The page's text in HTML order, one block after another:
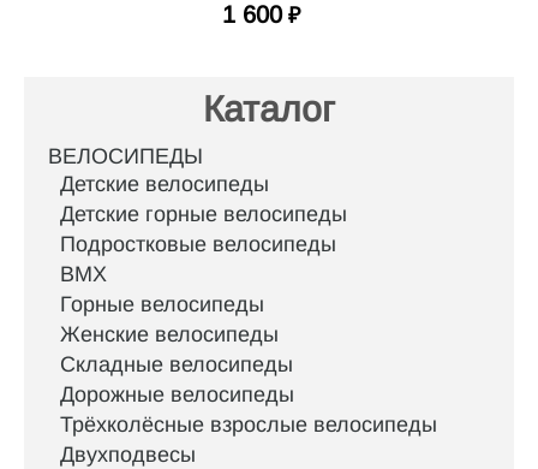
1 600 ₽
Каталог
ВЕЛОСИПЕДЫ
Детские велосипеды
Детские горные велосипеды
Подростковые велосипеды
BMX
Горные велосипеды
Женские велосипеды
Складные велосипеды
Дорожные велосипеды
Трёхколёсные взрослые велосипеды
Двухподвесы